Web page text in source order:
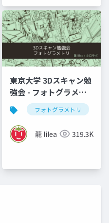
東京大学 3Dスキャン勉
強会 - フォトグラメト
リ」
フォトグラメトリ
龍 lilea 319.3K